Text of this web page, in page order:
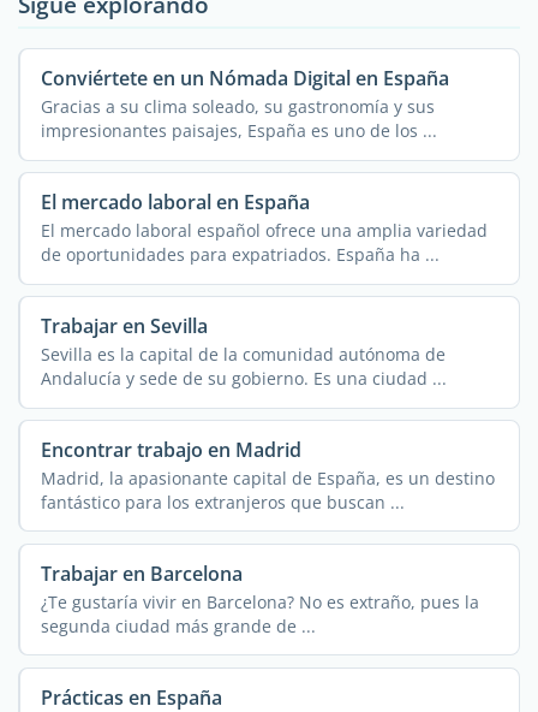
Conviértete en un Nómada Digital en España
Gracias a su clima soleado, su gastronomía y sus
impresionantes paisajes, España es uno de los ...
El mercado laboral en España
El mercado laboral español ofrece una amplia variedad
de oportunidades para expatriados. España ha ...
Trabajar en Sevilla
Sevilla es la capital de la comunidad autónoma de
Andalucía y sede de su gobierno. Es una ciudad ...
Encontrar trabajo en Madrid
Madrid, la apasionante capital de España, es un destino
fantástico para los extranjeros que buscan ...
Trabajar en Barcelona
¿Te gustaría vivir en Barcelona? No es extraño, pues la
segunda ciudad más grande de ...
Prácticas en España